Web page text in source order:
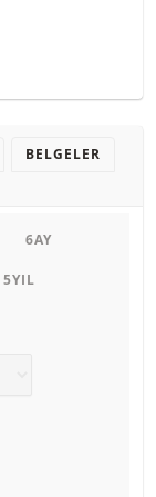
BELGELER
6AY
5YIL